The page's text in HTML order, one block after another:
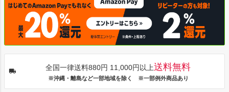
全国一律送料880円 11,000円以上送料無料
※沖縄・離島など一部地域を除く ※一部例外商品あり